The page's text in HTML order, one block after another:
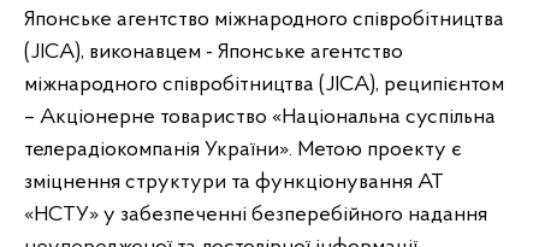
Японське агентство міжнародного співробітництва
(JICA), виконавцем - Японське агентство
міжнародного співробітництва (JICA), реципієнтом
– Акціонерне товариство «Національна суспільна
телерадіокомпанія України». Метою проекту є
зміцнення структури та функціонування АТ
«НСТУ» у забезпеченні безперебійного надання